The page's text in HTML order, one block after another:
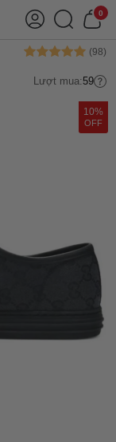
0
Lượt mua:59
10%
OFF